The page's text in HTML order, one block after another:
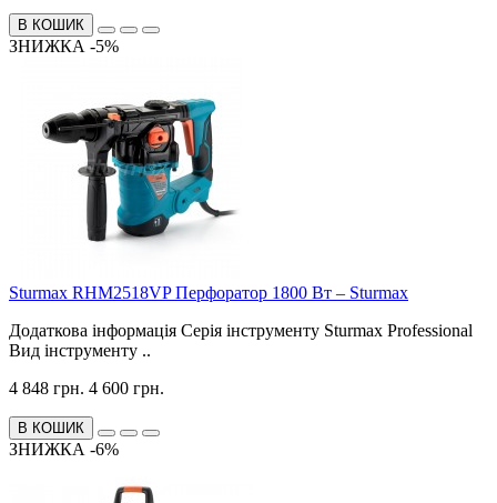
В КОШИК
ЗНИЖКА -5%
Sturmax RHM2518VP Перфоратор 1800 Вт – Sturmax
Додаткова інформація Серія інструменту Sturmax Professional
Вид інструменту ..
4 848 грн. 4 600 грн.
В КОШИК
ЗНИЖКА -6%